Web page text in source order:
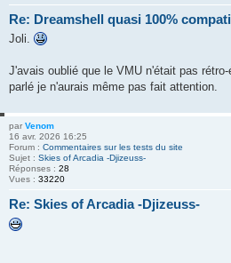
Re: Dreamshell quasi 100%
Joli.
J'avais oublié que le VMU n'était pas
parlé je n'aurais même pas fait attention.
par Venom
16 avr. 2026 16:25
Forum : Commentaires sur les tests du site
Sujet : Skies of Arcadia -Djizeuss-
Réponses : 28
Vues : 33220
Re: Skies of Arcadia -Djizeuss-